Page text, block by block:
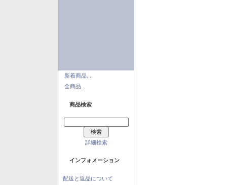
新着商品...
全商品...
商品検索
詳細検索
インフォメーション
配送と返品について